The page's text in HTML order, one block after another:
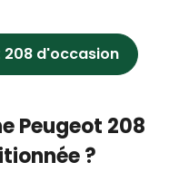
vous opposer à
par téléphone,
sur
208 d'occasion
Peugeot 208
?